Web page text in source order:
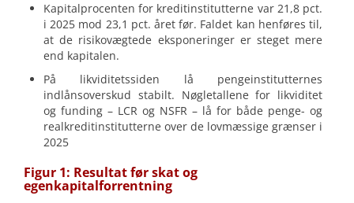
Kapitalprocenten for kreditinstitutterne var 21,8 pct.
i 2025 mod 23,1 pct. året før. Faldet kan henføres til,
at de risikovægtede eksponeringer er steget mere
end kapitalen.
På likviditetssiden lå pengeinstitutternes
indlånsoverskud stabilt. Nøgletallene for likviditet
og funding – LCR og NSFR – lå for både penge- og
realkreditinstitutterne over de lovmæssige grænser i
2025
Figur 1: Resultat før skat og
egenkapitalforrentning